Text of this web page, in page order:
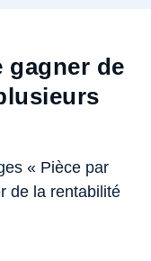
gagner de
« Pièce par
de la rentabilité